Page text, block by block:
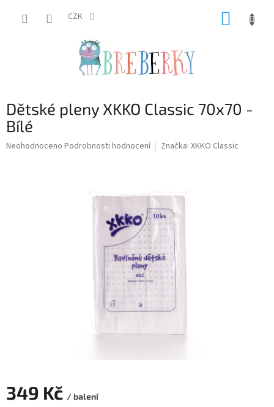
CZK
Dětské pleny XKKO Classic 70x70 -
Bílé
Průměrné
Neohodnoceno Podrobnosti hodnocení Značka: XKKO Classic
349 Kč / balení